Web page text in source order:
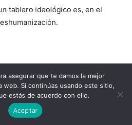
tablero ideológico es, en el
asegurar que te damos la mejor
web. Si continúas usando este sitio,
estás de acuerdo con ello.
Aceptar